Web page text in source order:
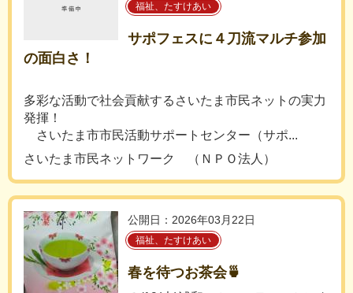
福祉、たすけあい
サポフェスに４刀流マルチ参加
の面白さ！
多彩な活動で社会貢献するさいたま市民ネットの実力
発揮！
さいたま市市民活動サポートセンター（サポ...
さいたま市民ネットワーク （ＮＰＯ法人）
公開日：2026年03月22日
福祉、たすけあい
春を待つお茶会🍵